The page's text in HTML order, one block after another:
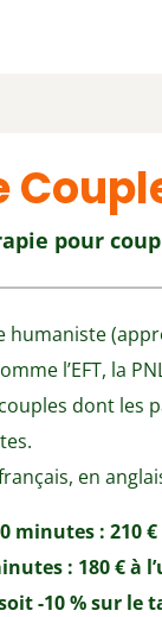
pour
humaniste
l’EFT, la
dont
en
minutes : 210 €
: 180 € à
-10 % sur le